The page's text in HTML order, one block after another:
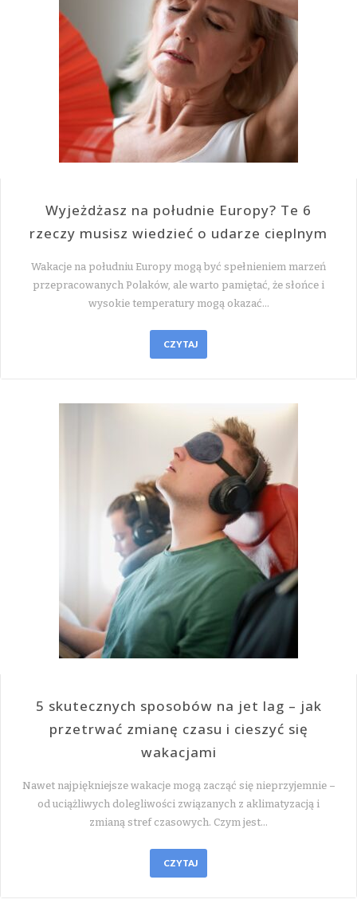
Wyjeżdżasz na południe Europy? Te 6
rzeczy musisz wiedzieć o udarze cieplnym
Wakacje na południu Europy mogą być spełnieniem marzeń
przepracowanych Polaków, ale warto pamiętać, że słońce i
wysokie temperatury mogą okazać…
CZYTAJ
5 skutecznych sposobów na jet lag – jak
przetrwać zmianę czasu i cieszyć się
wakacjami
Nawet najpiękniejsze wakacje mogą zacząć się nieprzyjemnie –
od uciążliwych dolegliwości związanych z aklimatyzacją i
zmianą stref czasowych. Czym jest…
CZYTAJ